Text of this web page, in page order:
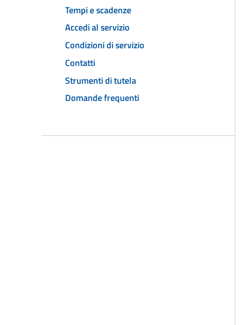
Tempi e scadenze
Accedi al servizio
Condizioni di servizio
Contatti
Strumenti di tutela
Domande frequenti